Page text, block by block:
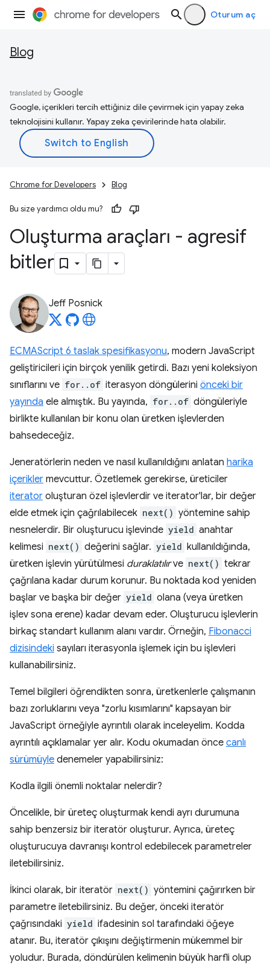
Oturum aç
Blog
Google, içerikleri tercih ettiğiniz dile çevirmek için yapay zeka
teknolojisini kullanır. Yapay zeka çevirilerinde hata olabilir.
Chrome for Developers Blog
Bu size yardımcı oldu mu?
Oluşturma araçları - agresif
bitler
Jeff Posnick
ECMAScript 6 taslak spesifikasyonu, modern JavaScript
geliştiricileri için birçok yenilik getirdi. Bazı yeni koleksiyon
sınıflarını ve for..of iterasyon döngülerini önceki bir
yayında ele almıştık. Bu yayında, for..of döngüleriyle
birlikte kullanılan bir konu olan üretken işlevlerden
bahsedeceğiz.
Jeneratörlerin neden ve nasıl kullanıldığını anlatan harika
içerikler mevcuttur. Özetlemek gerekirse, üreticiler
iterator oluşturan özel işlevlerdir ve iterator'lar, bir değer
elde etmek için çağrılabilecek next() yöntemine sahip
nesnelerdir. Bir oluşturucu işlevinde yield anahtar
kelimesi next() değerini sağlar. yield kullanıldığında,
üretken işlevin yürütülmesi duraklatılırve next() tekrar
çağrılana kadar durum korunur. Bu noktada kod yeniden
başlar ve başka bir değer yield olana (veya üretken
işlev sona erene) kadar devam eder. Oluşturucu işlevlerin
birkaç standart kullanım alanı vardır. Örneğin, Fibonacci
dizisindeki sayıları iterasyonla işlemek için bu işlevleri
kullanabilirsiniz.
Temel bilgileri öğrendikten sonra, üretkenlerle çalışmanın
bazı zorluklarını veya "zorlu kısımlarını" kapsayan bir
JavaScript örneğiyle ayrıntılı olarak inceleyelim. Kodda
ayrıntılı açıklamalar yer alır. Kodu okumadan önce canlı
sürümüyle denemeler yapabilirsiniz:
Kodla ilgili önemli noktalar nelerdir?
Öncelikle, bir üreteç oluşturmak kendi ayrı durumuna
sahip benzersiz bir iteratör oluşturur. Ayrıca, üreteç
oluşturucuya davranışı kontrol edebilecek parametreler
iletebilirsiniz.
İkinci olarak, bir iteratör next() yöntemini çağırırken bir
parametre iletebilirsiniz. Bu değer, önceki iteratör
çağrısındaki yield ifadesinin sol tarafındaki öğeye
atanır. Bu, iteratör çıkışını değiştirmenin mükemmel bir
yoludur. Burada, döndürülen kelimenin büyük harfli olup